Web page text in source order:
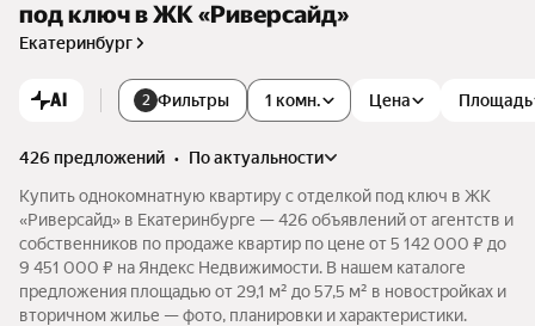
под ключ в ЖК «Риверсайд»
Екатеринбург
AI 2 Фильтры 1 комн. Цена Площадь
426 предложений •
по актуальности
Купить однокомнатную квартиру с отделкой под ключ в ЖК
«Риверсайд» в Екатеринбурге — 426 объявлений от агентств и
собственников по продаже квартир по цене от 5 142 000 ₽ до
9 451 000 ₽ на Яндекс Недвижимости. В нашем каталоге
предложения площадью от 29,1 м² до 57,5 м² в новостройках и
вторичном жилье — фото, планировки и характеристики.